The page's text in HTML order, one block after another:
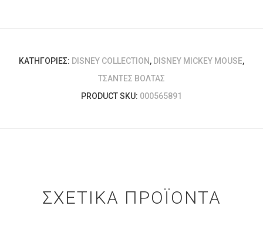
ΚΑΤΗΓΟΡΊΕΣ: DISNEY COLLECTION, DISNEY MICKEY MOUSE,
ΤΣΆΝΤΕΣ ΒΌΛΤΑΣ
PRODUCT SKU: 000565891
ΣΧΕΤΙΚΆ ΠΡΟΪΌΝΤΑ